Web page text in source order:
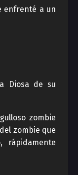
enfrenté a un
Diosa de su
zombie
zombie que
rápidamente